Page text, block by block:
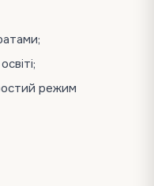
режим